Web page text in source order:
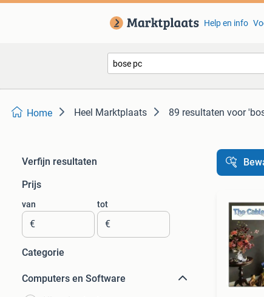
Help en info
Home Heel Marktplaats 89 resultaten voor
Verfijn resultaten
Prijs
van
€
tot
€
Categorie
Computers en Software